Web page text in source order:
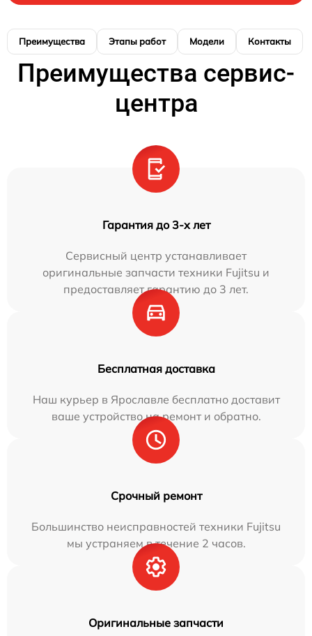
Преимущества Этапы работ Модели Контакты
Преимущества сервис-
центра
Гарантия до 3-х лет
Сервисный центр устанавливает
оригинальные запчасти техники Fujitsu и
предоставляет гарантию до 3 лет.
Бесплатная доставка
Наш курьер в Ярославле бесплатно доставит
ваше устройство на ремонт и обратно.
Срочный ремонт
Большинство неисправностей техники Fujitsu
мы устраняем в течение 2 часов.
Оригинальные запчасти